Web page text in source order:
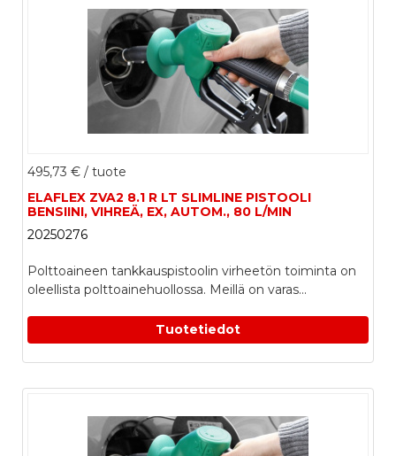
495,73 € / tuote
ELAFLEX ZVA2 8.1 R LT SLIMLINE PISTOOLI
BENSIINI, VIHREÄ, EX, AUTOM., 80 L/MIN
20250276
Polttoaineen tankkauspistoolin virheetön toiminta on
oleellista polttoainehuollossa. Meillä on varas...
Tuotetiedot